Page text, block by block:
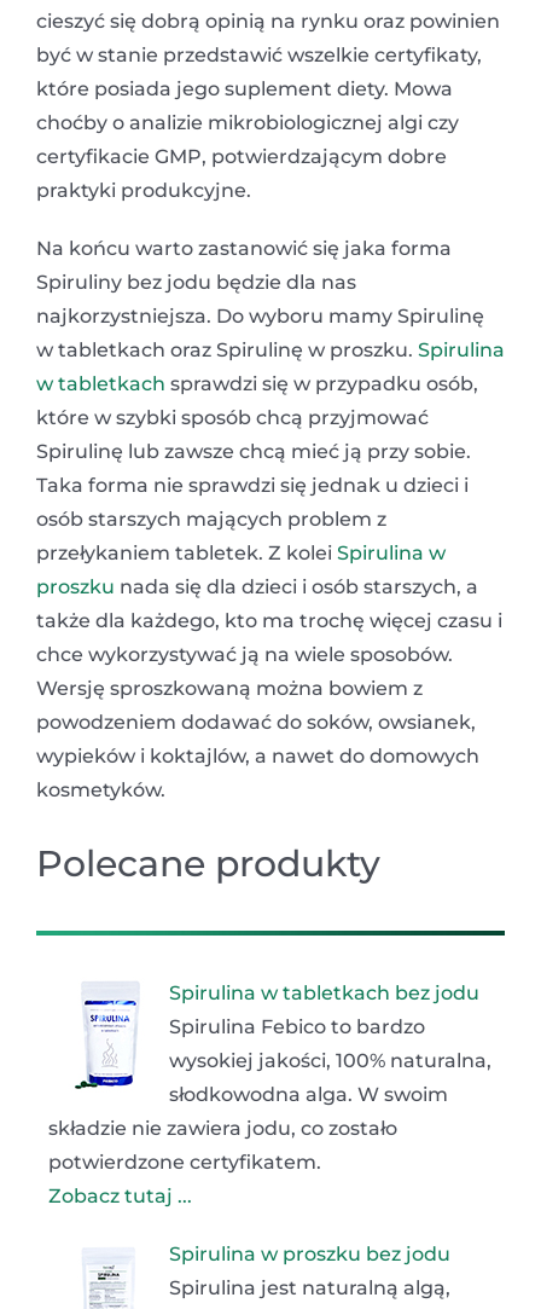
cieszyć się dobrą opinią na rynku oraz powinien
być w stanie przedstawić wszelkie certyfikaty,
które posiada jego suplement diety. Mowa
choćby o analizie mikrobiologicznej algi czy
certyfikacie GMP, potwierdzającym dobre
praktyki produkcyjne.
Na końcu warto zastanowić się jaka forma
Spiruliny bez jodu będzie dla nas
najkorzystniejsza. Do wyboru mamy Spirulinę
w tabletkach oraz Spirulinę w proszku. Spirulina
w tabletkach sprawdzi się w przypadku osób,
które w szybki sposób chcą przyjmować
Spirulinę lub zawsze chcą mieć ją przy sobie.
Taka forma nie sprawdzi się jednak u dzieci i
osób starszych mających problem z
przełykaniem tabletek. Z kolei Spirulina w
proszku nada się dla dzieci i osób starszych, a
także dla każdego, kto ma trochę więcej czasu i
chce wykorzystywać ją na wiele sposobów.
Wersję sproszkowaną można bowiem z
powodzeniem dodawać do soków, owsianek,
wypieków i koktajlów, a nawet do domowych
kosmetyków.
Polecane produkty
Spirulina w tabletkach bez jodu
Spirulina Febico to bardzo
wysokiej jakości, 100% naturalna,
słodkowodna alga. W swoim
składzie nie zawiera jodu, co zostało
potwierdzone certyfikatem.
Zobacz tutaj ...
Spirulina w proszku bez jodu
Spirulina jest naturalną algą,